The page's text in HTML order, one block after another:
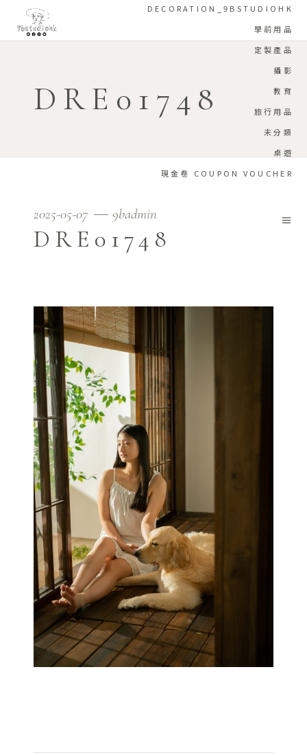
DECORATION_9BSTUDIOHK
學前用品
定製產品
攝影
教育
旅行用品
未分類
桌遊
現金卷 COUPON VOUCHER
DRE01748
2025-05-07 9badmin
DRE01748